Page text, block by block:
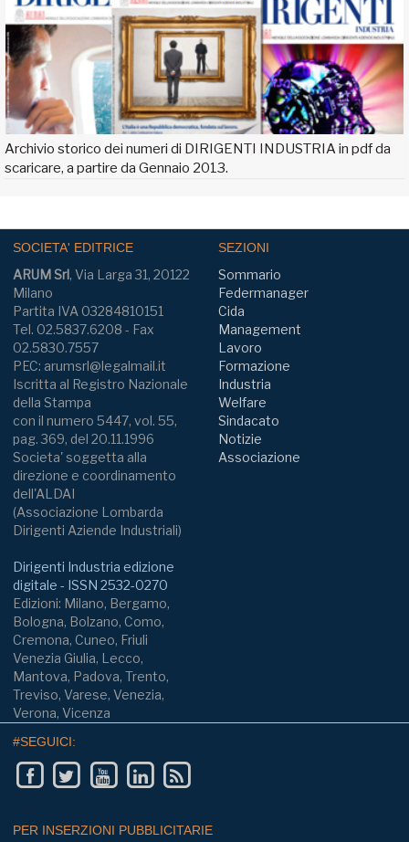
Archivio storico dei numeri di DIRIGENTI INDUSTRIA in pdf da
scaricare, a partire da Gennaio 2013.
SOCIETA' EDITRICE
ARUM Srl, Via Larga 31, 20122
Milano
Partita IVA 03284810151
Tel. 02.5837.6208 - Fax
02.5830.7557
PEC: arumsrl@legalmail.it
Iscritta al Registro Nazionale
della Stampa
con il numero 5447, vol. 55,
pag. 369, del 20.11.1996
Societa' soggetta alla
direzione e coordinamento
dell'ALDAI
(Associazione Lombarda
Dirigenti Aziende Industriali)
Dirigenti Industria edizione
digitale - ISSN 2532-0270
Edizioni: Milano, Bergamo,
Bologna, Bolzano, Como,
Cremona, Cuneo, Friuli
Venezia Giulia, Lecco,
Mantova, Padova, Trento,
Treviso, Varese, Venezia,
Verona, Vicenza
SEZIONI
Sommario
Federmanager
Cida
Management
Lavoro
Formazione
Industria
Welfare
Sindacato
Notizie
Associazione
#SEGUICI:
PER INSERZIONI PUBBLICITARIE